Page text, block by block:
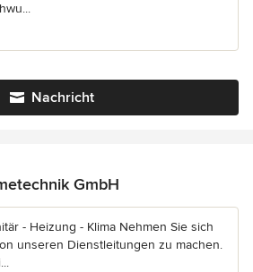
Nachricht
GmbH
- Heizung - Klima Nehmen Sie sich
unseren Dienstleitungen zu machen.